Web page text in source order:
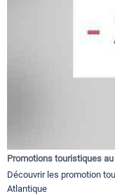
Promotions touristiques
Découvrir les promotion
Atlantique